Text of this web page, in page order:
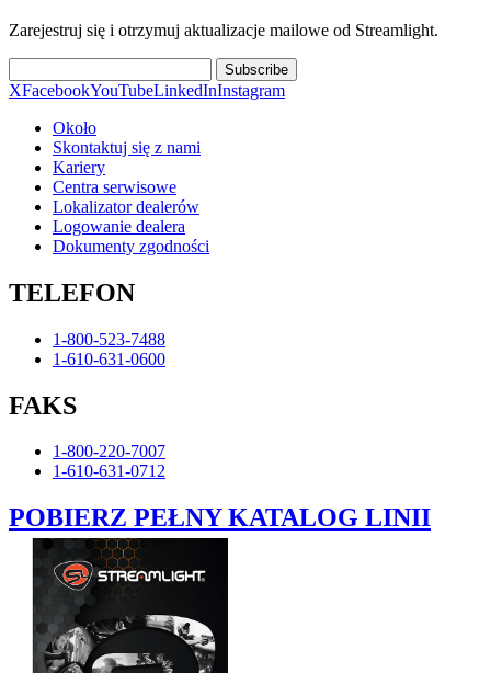
Zarejestruj się i otrzymuj aktualizacje mailowe od Streamlight.
Subscribe
XFacebookYouTubeLinkedInInstagram
Około
Skontaktuj się z nami
Kariery
Centra serwisowe
Lokalizator dealerów
Logowanie dealera
Dokumenty zgodności
TELEFON
1-800-523-7488
1-610-631-0600
FAKS
1-800-220-7007
1-610-631-0712
POBIERZ PEŁNY KATALOG LINII